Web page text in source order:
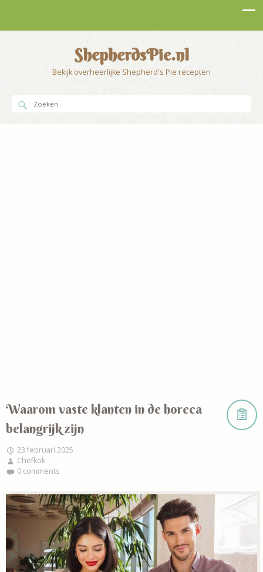
ShepherdsPie.nl
Bekijk overheerlijke Shepherd's Pie recepten
Waarom vaste klanten in de horeca
belangrijk zijn
23 februari 2025
Chefkok
0 comments